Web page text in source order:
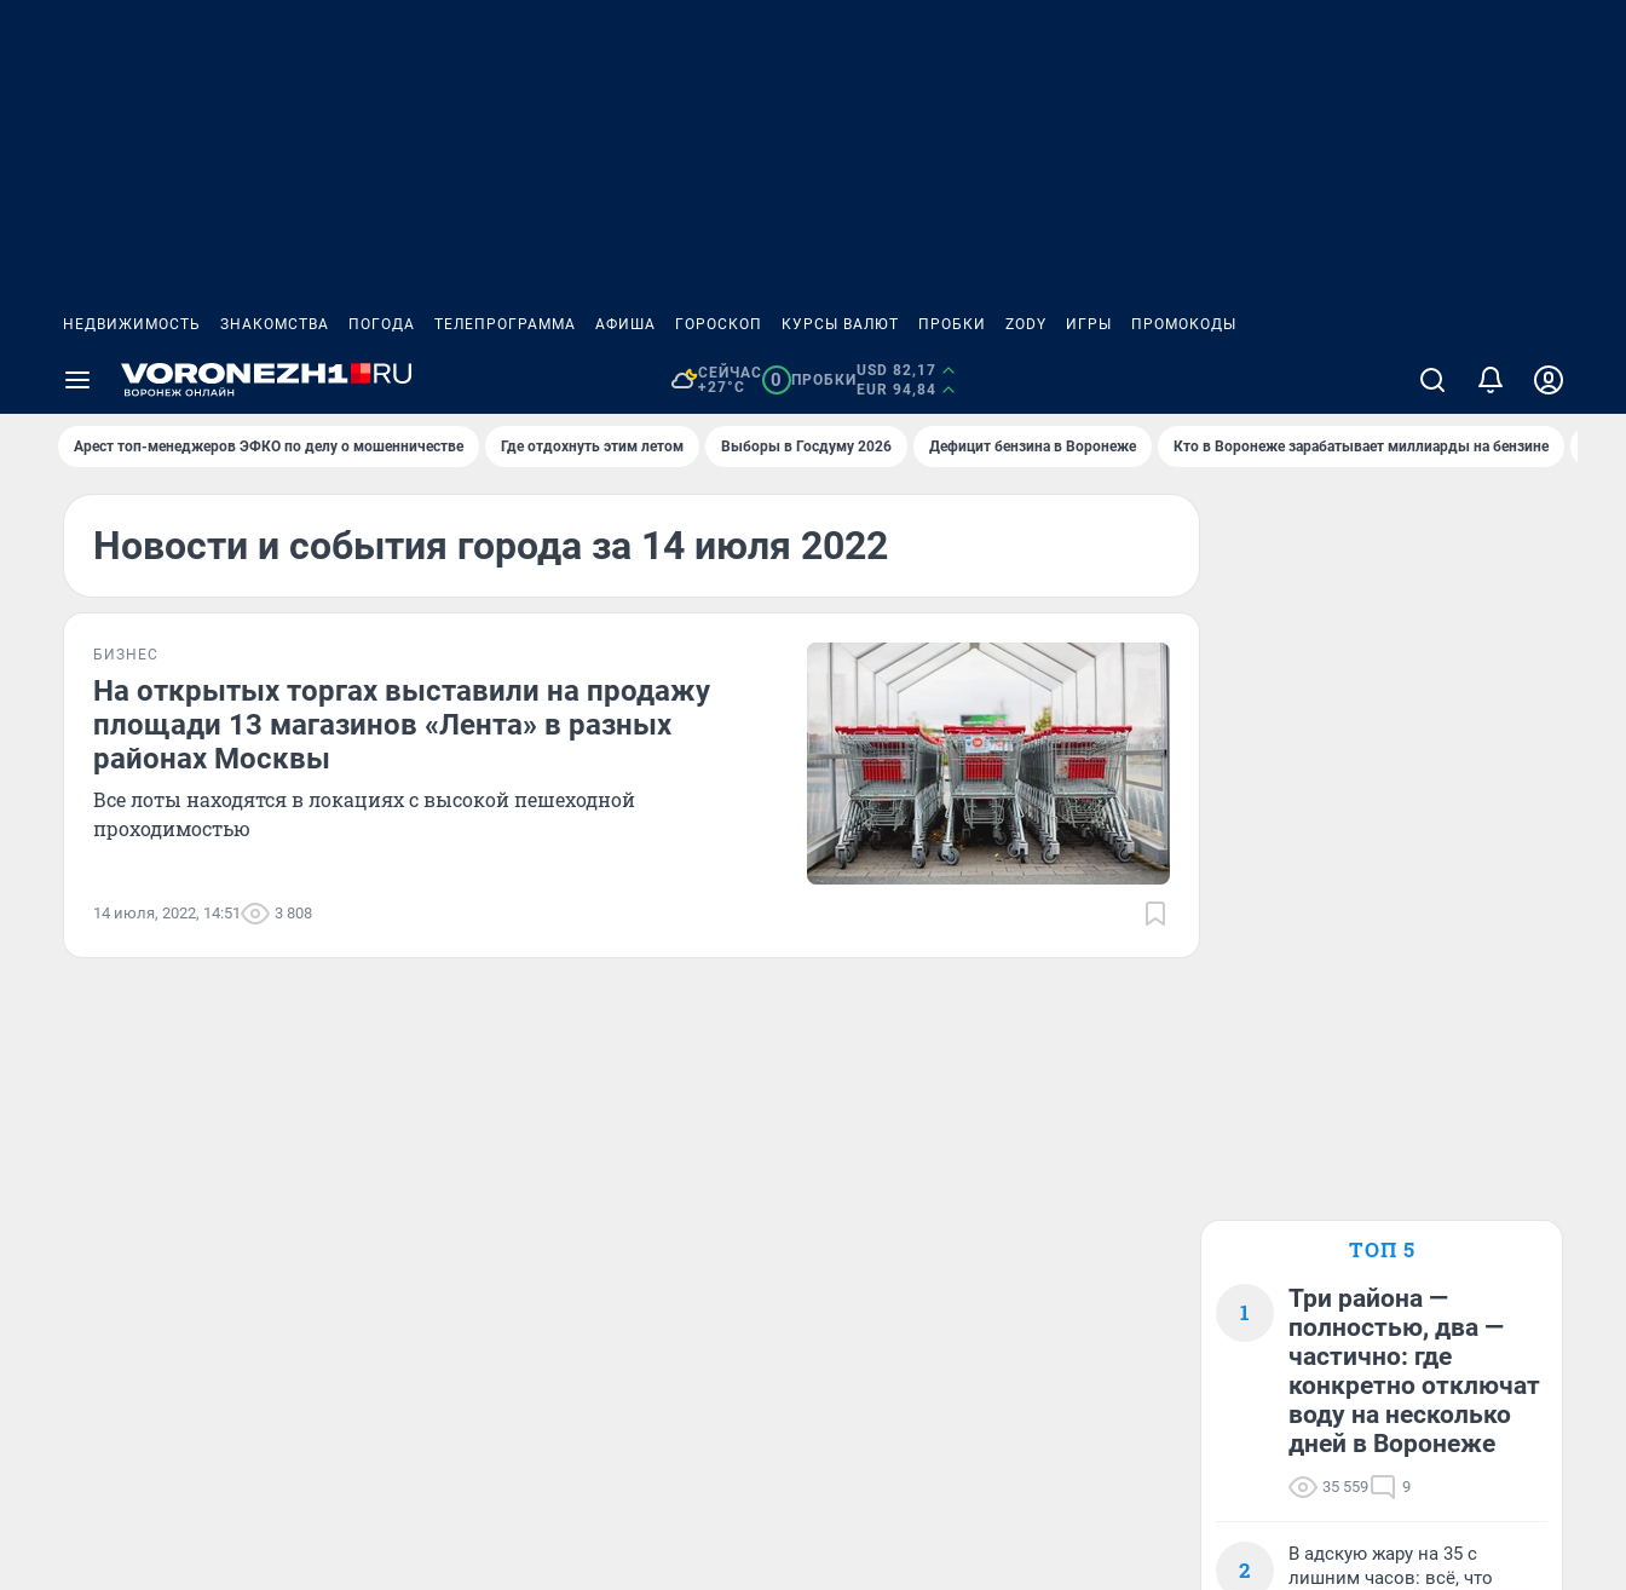
НЕДВИЖИМОСТЬ ЗНАКОМСТВА ПОГОДА ТЕЛЕПРОГРАММА АФИША ГОРОСКОП КУРСЫ ВАЛЮТ ПРОБКИ ZODY ИГРЫ ПРОМОКОДЫ
СЕЙЧАС
+27°C
0 ПРОБКИ
USD 82,17
EUR 94,84
Арест топ-менеджеров ЭФКО по делу о мошенничестве Где отдохнуть этим летом Выборы в Госдуму 2026 Дефицит бензина в Воронеже Кто в Воронеже зарабатывает миллиарды на бензине
Новости и события города за 14 июля 2022
БИЗНЕС
На открытых торгах выставили на продажу
площади 13 магазинов «Лента» в разных
районах Москвы
Все лоты находятся в локациях с высокой пешеходной
проходимостью
14 июля, 2022, 14:51 3 808
ТОП 5
1
Три района —
полностью, два —
частично: где
конкретно отключат
воду на несколько
дней в Воронеже
35 559 9
2
В адскую жару на 35 с
лишним часов: всё, что